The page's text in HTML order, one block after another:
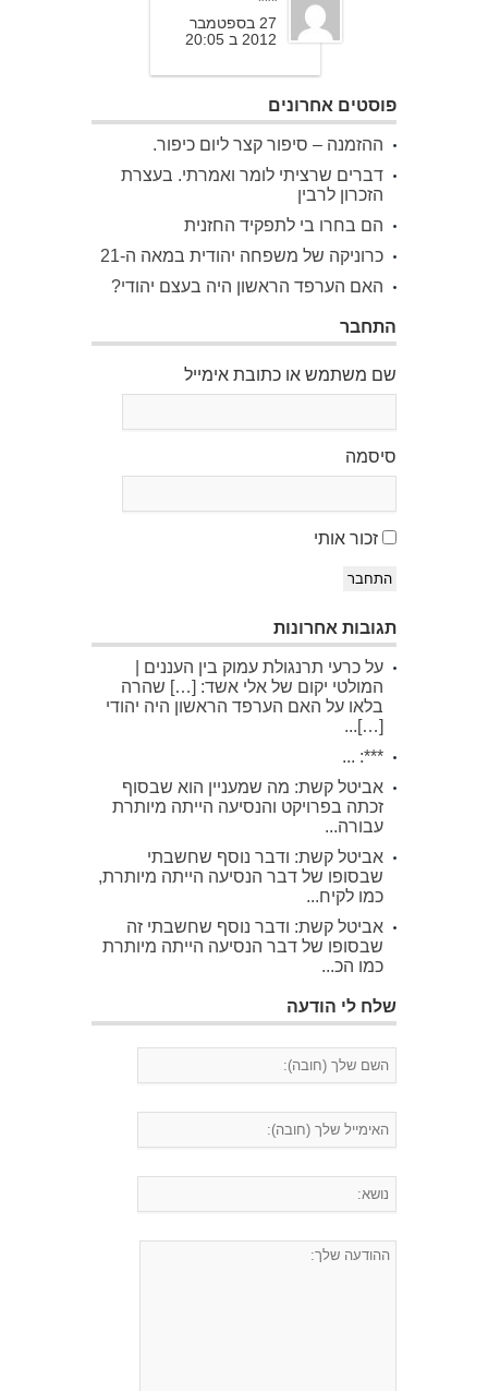
27 בספטמבר
2012 ב 20:05
פוסטים אחרונים
ההזמנה – סיפור קצר ליום כיפור.
דברים שרציתי לומר ואמרתי. בעצרת
הזכרון לרבין
הם בחרו בי לתפקיד החזנית
כרוניקה של משפחה יהודית במאה ה-21
האם הערפד הראשון היה בעצם יהודי?
התחבר
שם משתמש או כתובת אימייל
סיסמה
זכור אותי
התחבר
תגובות אחרונות
על כרעי תרנגולת עמוק בין העננים |
המולטי יקום של אלי אשד: […] שהרה
בלאו על האם הערפד הראשון היה יהודי
[…]...
***: ...
אביטל קשת: מה שמעניין הוא שבסוף
זכתה בפרויקט והנסיעה הייתה מיותרת
עבורה...
אביטל קשת: ודבר נוסף שחשבתי
שבסופו של דבר הנסיעה הייתה מיותרת,
כמו לקיח...
אביטל קשת: ודבר נוסף שחשבתי זה
שבסופו של דבר הנסיעה הייתה מיותרת
כמו הכ...
שלח לי הודעה